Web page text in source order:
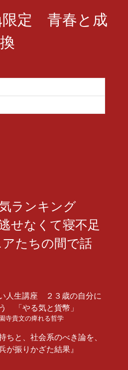
限定 青春と成
ランキング
せなくて寝不足
たちの間で話
人生講座 ２３歳の自分に
「やる気と貨幣」
寺貴文の痺れる哲学
ちと、社会系のべき論を、
が振りかざた結果』